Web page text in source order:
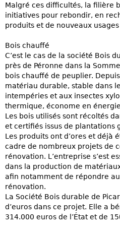
Malgré ces difficultés, la filière
initiatives pour rebondir, en
produits et de nouveaux
Bois chauffé
C’est le cas de la société Bois
près de Péronne dans la
bois chauffé de peuplier.
matériau durable, stable dans
intempéries et aux insectes
thermique, économe en
Les bois utilisés sont récoltés
et certifiés issus de plantations
Les produits ont d’ores et déjà
cadre de nombreux projets de
rénovation. L’entreprise s’est
dans la production de
afin notamment de répondre
rénovation.
La Société Bois durable de
d’euros dans ce projet. Elle a
314.000 euros de l’État et de